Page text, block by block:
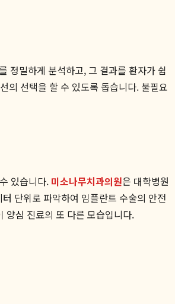
정밀하게 분석하고, 그 결과를 환자가 쉽
의 선택을 할 수 있도록 돕습니다. 불필요
있습니다. 미소나무치과의원은 대학병원
단위로 파악하여 임플란트 수술의 안전
양심 진료의 또 다른 모습입니다.